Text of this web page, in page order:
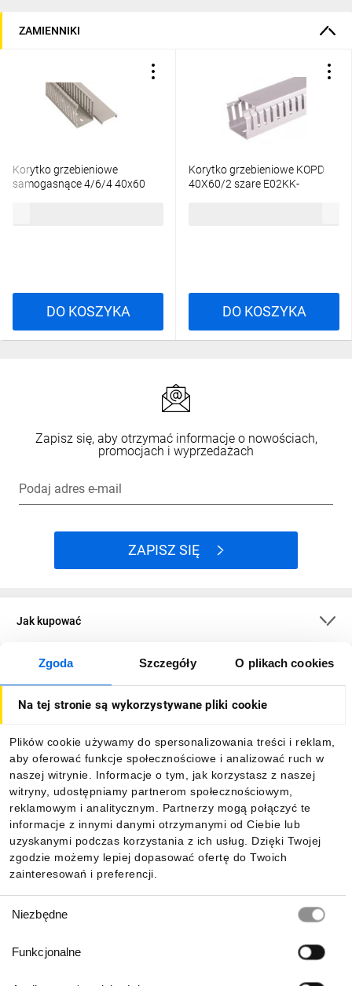
Zgoda Szczegóły O plikach cookies
Na tej stronie są wykorzystywane pliki cookie
Plików cookie używamy do spersonalizowania treści i reklam,
aby oferować funkcje społecznościowe i analizować ruch w
naszej witrynie. Informacje o tym, jak korzystasz z naszej
witryny, udostępniamy partnerom społecznościowym,
reklamowym i analitycznym. Partnerzy mogą połączyć te
informacje z innymi danymi otrzymanymi od Ciebie lub
uzyskanymi podczas korzystania z ich usług. Dzięki Twojej
zgodzie możemy lepiej dopasować ofertę do Twoich
zainteresowań i preferencji.
zgody
Niezbędne
Funkcjonalne
ZAMIENNIKI
Korytko grzebieniowe
samogasnące 4/6/4 40x60
DO KOSZYKA
Korytko grzebieniowe KOPD
40X60/2 szare E02KK-
DO KOSZYKA
Zapisz się, aby otrzymać informacje o nowościach,
promocjach i wyprzedażach
Podaj adres e-mail
ZAPISZ SIĘ
Jak kupować
O firmie
Informacje
Pobierz naszą aplikację mobilną: